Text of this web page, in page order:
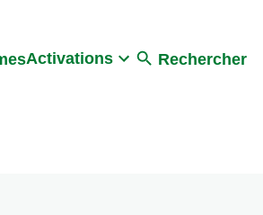
Activations Rechercher